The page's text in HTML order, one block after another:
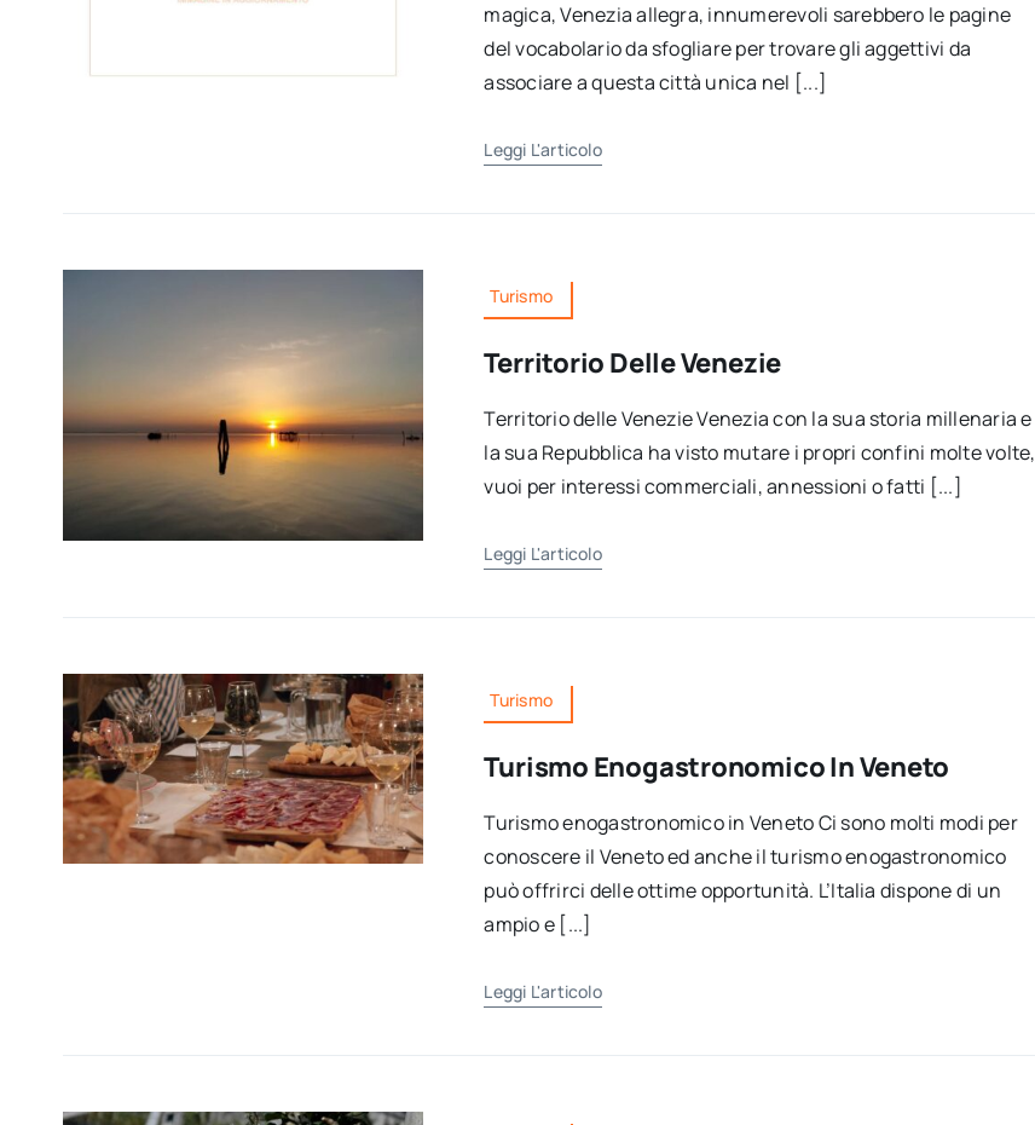
magica, Venezia allegra, innumerevoli sarebbero le pagine
del vocabolario da sfogliare per trovare gli aggettivi da
associare a questa città unica nel [...]
Leggi L'articolo
Turismo
Territorio Delle Venezie
Territorio delle Venezie Venezia con la sua storia millenaria e
la sua Repubblica ha visto mutare i propri confini molte volte,
vuoi per interessi commerciali, annessioni o fatti [...]
Leggi L'articolo
Turismo
Turismo Enogastronomico In Veneto
Turismo enogastronomico in Veneto Ci sono molti modi per
conoscere il Veneto ed anche il turismo enogastronomico
può offrirci delle ottime opportunità. L’Italia dispone di un
ampio e [...]
Leggi L'articolo